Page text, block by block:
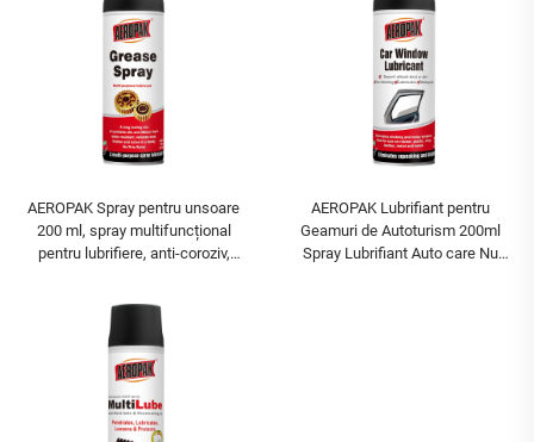
AEROPAK Spray pentru unsoare
200 ml, spray multifuncțional
pentru lubrifiere, anti-coroziv,
AEROPAK Lubrifiant pentru
Geamuri de Autoturism 200ml
Spray Lubrifiant Auto care Nu